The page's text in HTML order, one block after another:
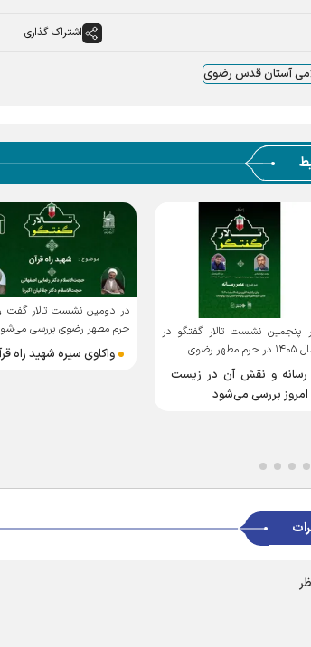
اشتراک گذاری
آستان قدس رضوی
پنجمین نشست تالار گفتگو در
حرم مطهر رضوی
‌رسانه و نقش آن در زیست
امروز بررسی می‌شود
در دومین نشست تالار گفت
حرم مطهر رضوی بررسی
واکاوی سیره شهید راه